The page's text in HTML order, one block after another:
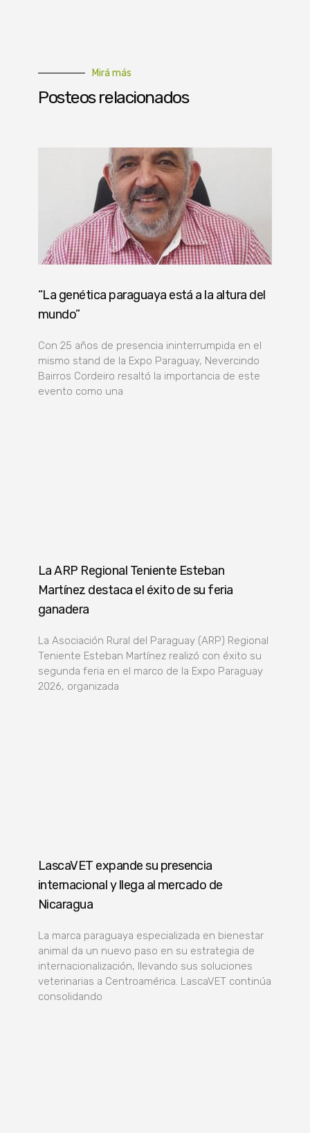
Mirá más
Posteos relacionados
“La genética paraguaya está a la altura del
mundo”
Con 25 años de presencia ininterrumpida en el
mismo stand de la Expo Paraguay, Nevercindo
Bairros Cordeiro resaltó la importancia de este
evento como una
La ARP Regional Teniente Esteban
Martínez destaca el éxito de su feria
ganadera
La Asociación Rural del Paraguay (ARP) Regional
Teniente Esteban Martínez realizó con éxito su
segunda feria en el marco de la Expo Paraguay
2026, organizada
LascaVET expande su presencia
internacional y llega al mercado de
Nicaragua
La marca paraguaya especializada en bienestar
animal da un nuevo paso en su estrategia de
internacionalización, llevando sus soluciones
veterinarias a Centroamérica. LascaVET continúa
consolidando